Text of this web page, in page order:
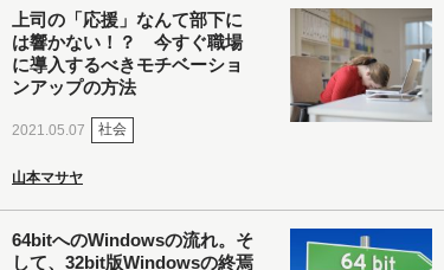
上司の「応援」なんて部下に
は響かない！？ 今すぐ職場
に導入するべきモチベーショ
ンアップの方法
2021.05.07 社会
山本マサヤ
64bitへのWindowsの流れ。そ
して、32bit版Windowsの終焉